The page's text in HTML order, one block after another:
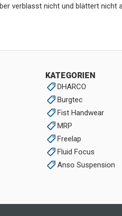
verblasst nicht und blättert nicht
KATEGORIEN
DHARCO
Burgtec
Fist Handwear
MRP
Freelap
Fluid Focus
Anso Suspension